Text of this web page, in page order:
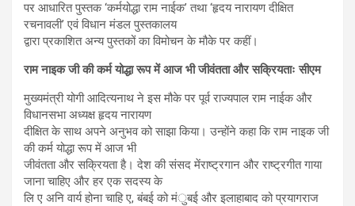
पर आधारित पुस्तक ‘कर्मयोद्धा राम नाईक’ तथा ‘हृदय नारायण दीक्षित
रचनावली’ एवं विधान मंडल पुस्तकालय
द्वारा प्रकाशित अन्य पुस्तकों का विमोचन के मौके पर कहीं।
राम नाइक जी की कर्म योद्धा रूप में आज भी जीवंतता और सक्रियताः सीएम
मुख्यमंत्री योगी आदित्यनाथ ने इस मौके पर पूर्व राज्यपाल राम नाईक और
विधानसभा अध्यक्ष हृदय नारायण
दीक्षित के साथ अपने अनुभव को साझा किया। उन्होंने कहा कि राम नाइक जी
की कर्म योद्धा रूप में आज भी
जीवंतता और सक्रियता है। देश की संसद मेंराष्ट्रगान और राष्ट्रगीत गाया
जाना चाहिए और हर एक सदस्य के
लि ए अनि वार्य होना चाहि ए, बंबई को मंुबई और इलाहाबाद को प्रयागराज